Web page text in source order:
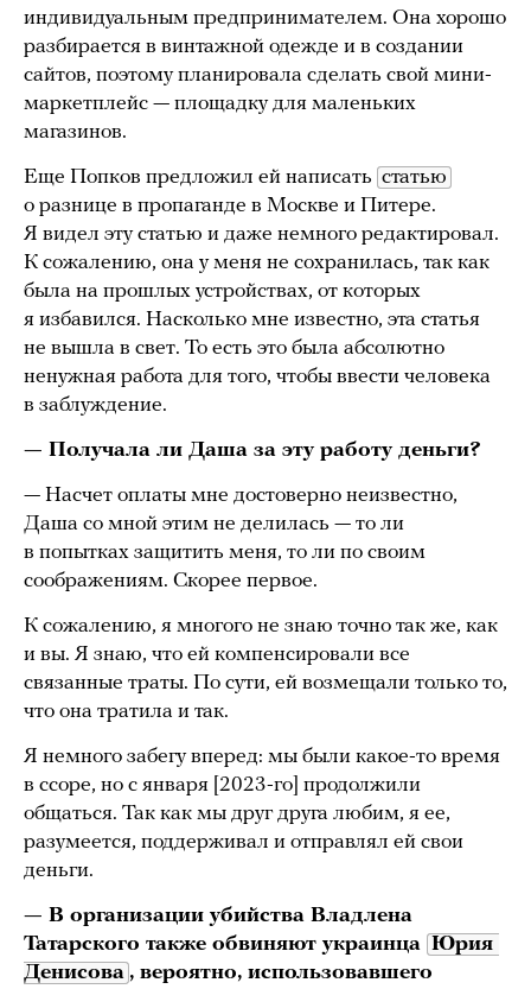
индивидуальным предпринимателем. Она хорошо
разбирается в винтажной одежде и в создании
сайтов, поэтому планировала сделать свой мини-
маркетплейс — площадку для маленьких
магазинов.
Еще Попков предложил ей написать статью
о разнице в пропаганде в Москве и Питере.
Я видел эту статью и даже немного редактировал.
К сожалению, она у меня не сохранилась, так как
была на прошлых устройствах, от которых
я избавился. Насколько мне известно, эта статья
не вышла в свет. То есть это была абсолютно
ненужная работа для того, чтобы ввести человека
в заблуждение.
— Получала ли Даша за эту работу деньги?
— Насчет оплаты мне достоверно неизвестно,
Даша со мной этим не делилась — то ли
в попытках защитить меня, то ли по своим
соображениям. Скорее первое.
К сожалению, я многого не знаю точно так же, как
и вы. Я знаю, что ей компенсировали все
связанные траты. По сути, ей возмещали только то,
что она тратила и так.
Я немного забегу вперед: мы были какое-то время
в ссоре, но с января [2023-го] продолжили
общаться. Так как мы друг друга любим, я ее,
разумеется, поддерживал и отправлял ей свои
деньги.
— В организации убийства Владлена
Татарского также обвиняют украинца Юрия
Денисова , вероятно, использовавшего